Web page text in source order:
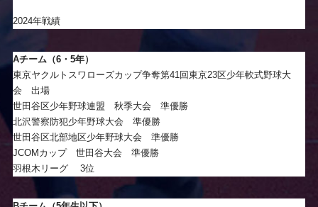
2024年戦績
Aチーム（6・5年）
東京ヤクルトスワローズカップ争奪第41回東京23区少年軟式野球大
会 出場
世田谷区少年野球連盟 秋季大会 準優勝
北沢警察防犯少年野球大会 準優勝
世田谷区北部地区少年野球大会 準優勝
JCOMカップ 世田谷大会 準優勝
羽根木リーグ 3位